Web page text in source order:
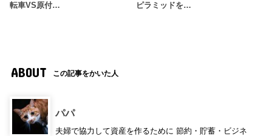
転車VS原付…
ピラミッドを…
ABOUT この記事をかいた人
パパ
夫婦で協力して資産を作るために 節約・貯蓄・ビジネ